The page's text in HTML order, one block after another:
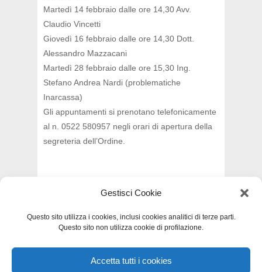
Gestisci Cookie
Questo sito utilizza i cookies, inclusi cookies analitici di terze parti.
Questo sito non utilizza cookie di profilazione.
Accetta tutti i cookies
Martedì 14 febbraio dalle ore 14,30 Avv.
Claudio Vincetti
Giovedì 16 febbraio dalle ore 14,30 Dott.
Alessandro Mazzacani
Martedì 28 febbraio dalle ore 15,30 Ing.
Stefano Andrea Nardi (problematiche
Inarcassa)
Gli appuntamenti si prenotano telefonicamente
al n. 0522 580957 negli orari di apertura della
segreteria dell’Ordine.